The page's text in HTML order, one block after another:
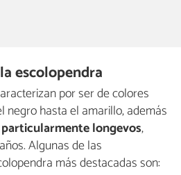
escolopendra
por ser de colores
negro hasta el amarillo, además
particularmente longevos,
Algunas de las
más destacadas son: